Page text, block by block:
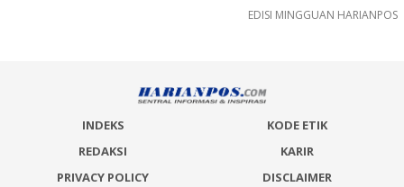
EDISI MINGGUAN HARIANPOS
INDEKS
KODE ETIK
REDAKSI
KARIR
PRIVACY POLICY
DISCLAIMER